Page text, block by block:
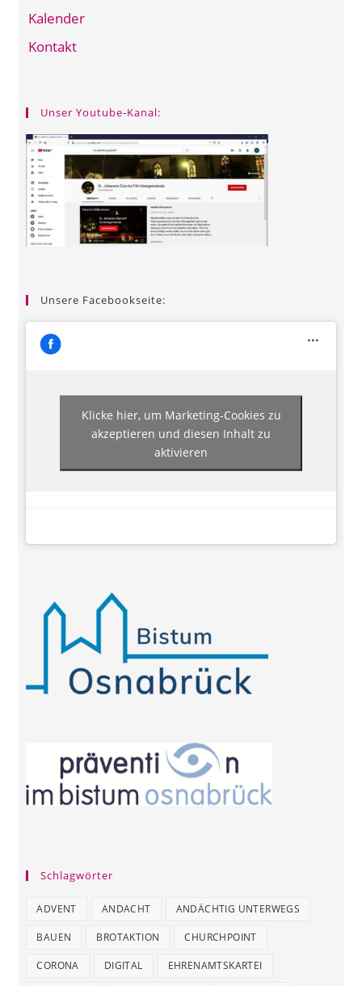
Kalender
Kontakt
Unser Youtube-Kanal:
Unsere Facebookseite:
Klicke hier, um Marketing-Cookies zu
akzeptieren und diesen Inhalt zu
aktivieren
Schlagwörter
ADVENT ANDACHT ANDÄCHTIG UNTERWEGS
BAUEN BROTAKTION CHURCHPOINT
CORONA DIGITAL EHRENAMTSKARTEI